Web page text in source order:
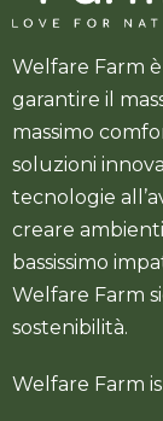
Welfare Farm è
garantire il
massimo
soluzioni
tecnologie
creare
bassissimo
Welfare Farm
sostenibilità.
Welfare Farm